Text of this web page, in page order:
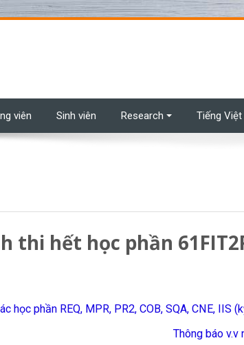
viên Sinh viên Research Tiếng Việt
thi hết học phần
học phần REQ, MPR, PR2, COB, SQA, CNE, IIS
Thông báo v.v